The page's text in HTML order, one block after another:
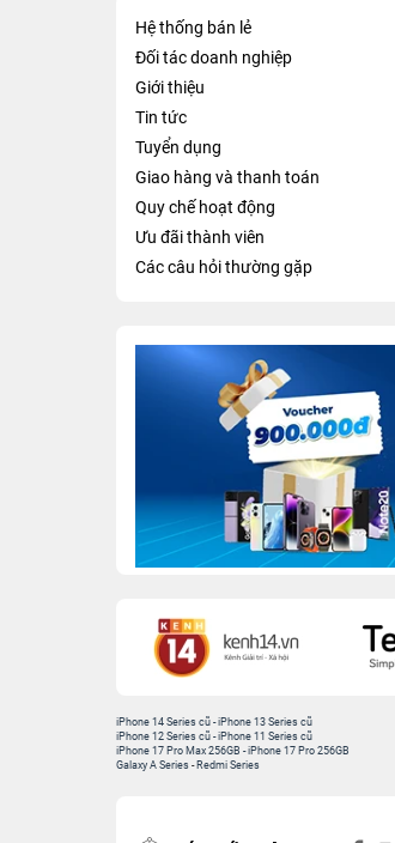
Hệ thống bán lẻ
Đối tác doanh nghiệp
Giới thiệu
Tin tức
Tuyển dụng
Giao hàng và thanh toán
Quy chế hoạt động
Ưu đãi thành viên
Các câu hỏi thường gặp
iPhone 14 Series cũ -iPhone 13 Series cũ
iPhone 12 Series cũ -iPhone 11 Series cũ
iPhone 17 Pro Max 256GB -iPhone 17 Pro 256GB
Galaxy A Series - Redmi Series